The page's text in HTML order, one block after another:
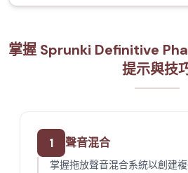
掌握 Sprunki Definitive
提示與技
1 聲音混合
掌握拖放聲音混合系統以創建